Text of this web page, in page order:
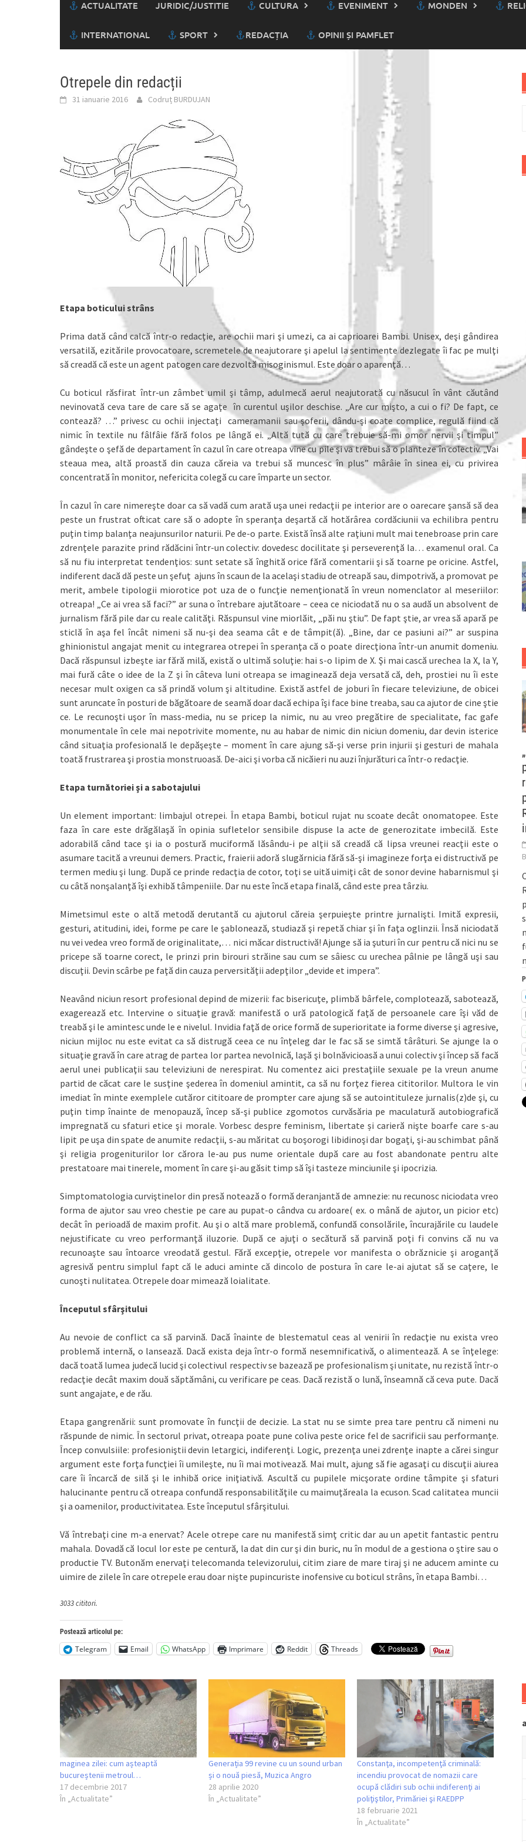
ACTUALITATE JURIDIC/JUSTITIE CULTURA EVENIMENT MONDEN
INTERNATIONAL SPORT REDACȚIA OPINII ȘI PAMFLET
Otrepele din redacții
31 ianuarie 2016 Codruț BURDUJAN
Etapa boticului strâns
Prima dată când calcă într-o redacţie, are ochii mari şi umezi, ca ai caprioarei Bambi. Unisex, deşi gândirea
versatilă, ezitările provocatoare, scremetele de neajutorare şi apelul la sentimente dezlegate îi fac pe mulţi
să creadă că este un agent patogen care dezvoltă misoginismul. Este doar o aparenţă…
Cu boticul răsfirat într-un zâmbet umil şi tâmp, adulmecă aerul neajutorată cu năsucul în vânt căutând
nevinovată ceva tare de care să se agaţe în curentul uşilor deschise. „Are cur mişto, a cui o fi? De fapt, ce
contează? …” privesc cu ochii injectaţi cameramanii sau şoferii, dându-şi coate complice, regulă fiind că
nimic în textile nu fâlfâie fără folos pe lângă ei. „Altă tută cu care trebuie să-mi omor nervii şi timpul”
gândeşte o şefă de departament în cazul în care otreapa vine cu pile şi va trebui să o planteze în colectiv. „Vai
steaua mea, altă proastă din cauza căreia va trebui să muncesc în plus” mârâie în sinea ei, cu privirea
concentrată în monitor, nefericita colegă cu care împarte un sector.
În cazul în care nimereşte doar ca să vadă cum arată uşa unei redacţii pe interior are o oarecare şansă să dea
peste un frustrat ofticat care să o adopte în speranţa deşartă că hotărârea cordăciunii va echilibra pentru
puţin timp balanţa neajunsurilor naturii. Pe de-o parte. Există însă alte raţiuni mult mai tenebroase prin care
zdrenţele parazite prind rădăcini într-un colectiv: dovedesc docilitate şi perseverenţă la… examenul oral. Ca
să nu fiu interpretat tendenţios: sunt setate să înghită orice fără comentarii şi să toarne pe oricine. Astfel,
indiferent dacă dă peste un şefuţ ajuns în scaun de la acelaşi stadiu de otreapă sau, dimpotrivă, a promovat pe
merit, ambele tipologii miorotice pot uza de o funcţie nemenţionată în vreun nomenclator al meseriilor:
otreapa! „Ce ai vrea să faci?” ar suna o întrebare ajutătoare – ceea ce niciodată nu o sa audă un absolvent de
jurnalism fără pile dar cu reale calităţi. Răspunsul vine miorlăit, „păi nu ştiu”. De fapt ştie, ar vrea să apară pe
sticlă în aşa fel încât nimeni să nu-şi dea seama cât e de tâmpit(ă). „Bine, dar ce pasiuni ai?” ar suspina
ghinionistul angajat menit cu integrarea otrepei în speranţa că o poate direcţiona într-un anumit domeniu.
Dacă răspunsul izbeşte iar fără milă, există o ultimă soluţie: hai s-o lipim de X. Şi mai cască urechea la X, la Y,
mai fură câte o idee de la Z şi în câteva luni otreapa se imaginează deja versată că, deh, prostiei nu îi este
necesar mult oxigen ca să prindă volum şi altitudine. Există astfel de joburi în fiecare televiziune, de obicei
sunt aruncate în posturi de băgătoare de seamă doar dacă echipa îşi face bine treaba, sau ca ajutor de cine ştie
ce. Le recunoşti uşor în mass-media, nu se pricep la nimic, nu au vreo pregătire de specialitate, fac gafe
monumentale în cele mai nepotrivite momente, nu au habar de nimic din niciun domeniu, dar devin isterice
când situaţia profesională le depăşeşte – moment în care ajung să-şi verse prin injurii şi gesturi de mahala
toată frustrarea şi prostia monstruoasă. De-aici şi vorba că nicăieri nu auzi înjurături ca într-o redacţie.
Etapa turnătoriei şi a sabotajului
Un element important: limbajul otrepei. În etapa Bambi, boticul rujat nu scoate decât onomatopee. Este
faza în care este drăgălaşă în opinia sufletelor sensibile dispuse la acte de generozitate imbecilă. Este
adorabilă când tace şi ia o postură muciformă lăsându-i pe alţii să creadă că lipsa vreunei reacţii este o
asumare tacită a vreunui demers. Practic, fraierii adoră slugărnicia fără să-şi imagineze forţa ei distructivă pe
termen mediu şi lung. După ce prinde redacţia de cotor, toţi se uită uimiţi cât de sonor devine habarnismul şi
cu câtă nonşalanţă îşi exhibă tâmpeniile. Dar nu este încă etapa finală, când este prea târziu.
Mimetsimul este o altă metodă derutantă cu ajutorul căreia şerpuieşte printre jurnalişti. Imită expresii,
gesturi, atitudini, idei, forme pe care le şablonează, studiază şi repetă chiar şi în faţa oglinzii. Însă niciodată
nu vei vedea vreo formă de originalitate,… nici măcar distructivă! Ajunge să ia şuturi în cur pentru că nici nu se
pricepe să toarne corect, le prinzi prin birouri străine sau cum se sâiesc cu urechea pâlnie pe lângă uşi sau
discuţii. Devin scârbe pe faţă din cauza perversităţii adepţilor „devide et impera”.
Neavând niciun resort profesional depind de mizerii: fac bisericuţe, plimbă bârfele, complotează, sabotează,
exagerează etc. Intervine o situaţie gravă: manifestă o ură patologică faţă de persoanele care îşi văd de
treabă şi le amintesc unde le e nivelul. Invidia faţă de orice formă de superioritate ia forme diverse şi agresive,
niciun mijloc nu este evitat ca să distrugă ceea ce nu înţeleg dar le fac să se simtă târâturi. Se ajunge la o
situaţie gravă în care atrag de partea lor partea nevolnică, laşă şi bolnăvicioasă a unui colectiv şi încep să facă
aerul unei publicaţii sau televiziuni de nerespirat. Nu comentez aici prestaţiile sexuale pe la vreun anume
partid de căcat care le susţine şederea în domeniul amintit, ca să nu forţez fierea cititorilor. Multora le vin
imediat în minte exemplele cutăror cititoare de prompter care ajung să se autointituleze jurnalis(z)de şi, cu
puţin timp înainte de menopauză, încep să-şi publice zgomotos curvăsăria pe maculatură autobiografică
impregnată cu sfaturi etice şi morale. Vorbesc despre feminism, libertate și carieră nişte boarfe care s-au
lipit pe uşa din spate de anumite redacţii, s-au măritat cu boşorogi libidinoşi dar bogați, şi-au schimbat până
şi religia progeniturilor lor cărora le-au pus nume orientale după care au fost abandonate pentru alte
prestatoare mai tinerele, moment în care şi-au găsit timp să îşi tasteze minciunile şi ipocrizia.
Simptomatologia curviştinelor din presă notează o formă deranjantă de amnezie: nu recunosc niciodata vreo
forma de ajutor sau vreo chestie pe care au pupat-o cândva cu ardoare( ex. o mână de ajutor, un picior etc)
decât în perioadă de maxim profit. Au şi o altă mare problemă, confundă consolările, încurajările cu laudele
nejustificate cu vreo performanţă iluzorie. După ce ajuţi o secătură să parvină poţi fi convins că nu va
recunoaşte sau întoarce vreodată gestul. Fără excepţie, otrepele vor manifesta o obrăznicie şi aroganţă
agresivă pentru simplul fapt că le aduci aminte că dincolo de postura în care le-ai ajutat să se caţere, le
cunoşti nulitatea. Otrepele doar mimează loialitate.
Începutul sfârşitului
Au nevoie de conflict ca să parvină. Dacă înainte de blestematul ceas al venirii în redacţie nu exista vreo
problemă internă, o lansează. Dacă exista deja într-o formă nesemnificativă, o alimentează. A se înţelege:
dacă toată lumea judecă lucid şi colectivul respectiv se bazează pe profesionalism şi unitate, nu rezistă într-o
redacţie decât maxim două săptămâni, cu verificare pe ceas. Dacă rezistă o lună, înseamnă că ceva pute. Dacă
sunt angajate, e de rău.
Etapa gangrenării: sunt promovate în funcţii de decizie. La stat nu se simte prea tare pentru că nimeni nu
răspunde de nimic. În sectorul privat, otreapa poate pune coliva peste orice fel de sacrificii sau performanţe.
Încep convulsiile: profesioniştii devin letargici, indiferenţi. Logic, prezenţa unei zdrenţe inapte a cărei singur
argument este forţa funcţiei îi umileşte, nu îi mai motivează. Mai mult, ajung să fie agasaţi cu discuţii aiurea
care îi încarcă de silă şi le inhibă orice iniţiativă. Ascultă cu pupilele micşorate ordine tâmpite şi sfaturi
halucinante pentru că otreapa confundă responsabilităţile cu maimuţăreala la ecuson. Scad calitatea muncii
şi a oamenilor, productivitatea. Este începutul sfârşitului.
Vă întrebaţi cine m-a enervat? Acele otrepe care nu manifestă simț critic dar au un apetit fantastic pentru
mahala. Dovadă că locul lor este pe centură, la dat din cur şi din buric, nu în modul de a gestiona o ştire sau o
productie TV. Butonăm enervaţi telecomanda televizorului, citim ziare de mare tiraj şi ne aducem aminte cu
uimire de zilele în care otrepele erau doar nişte pupincuriste inofensive cu boticul strâns, în etapa Bambi…
3033 cititori.
Postează articolul pe:
Telegram Email WhatsApp Imprimare Reddit Threads
maginea zilei: cum așteaptă
bucureștenii metroul…
17 decembrie 2017
În „Actualitate”
Generația 99 revine cu un sound urban
și o nouă piesă, Muzica Angro
28 aprilie 2020
În „Actualitate”
Constanţa, incompetenţă criminală:
incendiu provocat de nomazii care
ocupă clădiri sub ochii indiferenţi ai
poliţiştilor, Primăriei şi RAEDPP
18 februarie 2021
În „Actualitate”